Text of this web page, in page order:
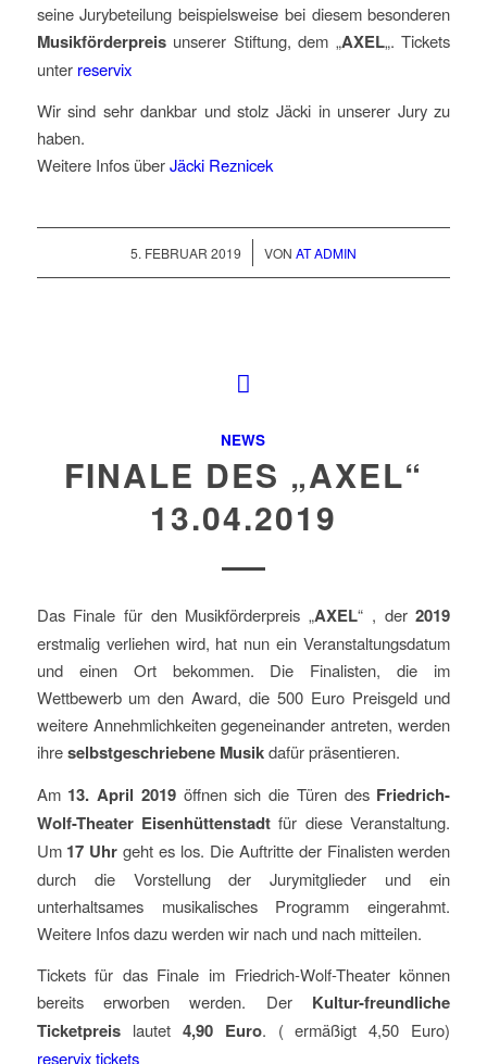
seine Jurybeteilung beispielsweise bei diesem besonderen
Musikförderpreisunserer Stiftung, dem „AXEL„. Tickets
unter reservix
Wir sind sehr dankbar und stolz Jäcki in unserer Jury zu
haben.
Weitere Infos überJäcki Reznicek
5. FEBRUAR 2019
/ VON AT ADMIN
NEWS
FINALE DES „AXEL“
13.04.2019
Das Finale für den Musikförderpreis „AXEL“ , der2019
erstmalig verliehen wird, hat nun ein Veranstaltungsdatum
und einen Ort bekommen. Die Finalisten, die im
Wettbewerb um den Award, die 500 Euro Preisgeld und
weitere Annehmlichkeiten gegeneinander antreten, werden
ihreselbstgeschriebene Musikdafür präsentieren.
Am 13. April 2019öffnen sich die Türen des Friedrich-
Wolf-Theater Eisenhüttenstadt für diese Veranstaltung.
Um 17 Uhr geht es los. Die Auftritte der Finalisten werden
durch die Vorstellung der Jurymitglieder und ein
unterhaltsames musikalisches Programm eingerahmt.
Weitere Infos dazu werden wir nach und nach mitteilen.
Tickets für das Finale im Friedrich-Wolf-Theater können
bereits erworben werden. Der Kultur-freundliche
Ticketpreislautet 4,90 Euro. ( ermäßigt 4,50 Euro)
reservix tickets